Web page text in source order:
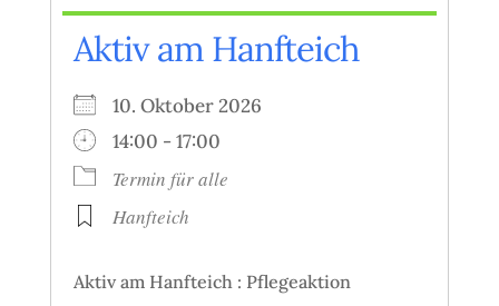
Aktiv am Hanfteich
10. Oktober 2026
14:00 - 17:00
Termin für alle
Hanfteich
Aktiv am Hanfteich : Pflegeaktion